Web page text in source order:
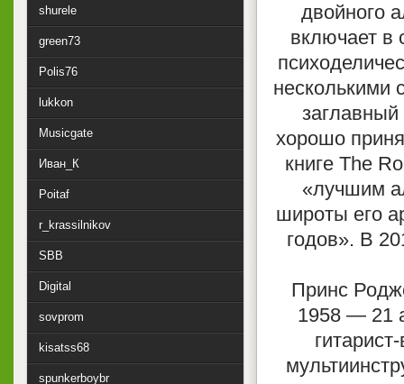
двойного
включает в
несколькими
хорошо
книге The
«лучшим
широты его
годов». В
Принс
1958 — 21
shurele
green73
Polis76
lukkon
Musicgate
Иван_К
Poitaf
r_krassilnikov
SBB
Digital
sovprom
kisatss68
spunkerboybr